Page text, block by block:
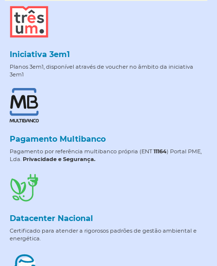
Iniciativa 3em1
Planos 3em1, disponível através de voucher no âmbito da iniciativa
3em1
Pagamento Multibanco
Pagamento por referência multibanco própria (ENT11164) Portal PME,
Lda. Privacidade e Segurança.
Datacenter Nacional
Certificado para atender a rigorosos padrões de gestão ambiental e
energética.